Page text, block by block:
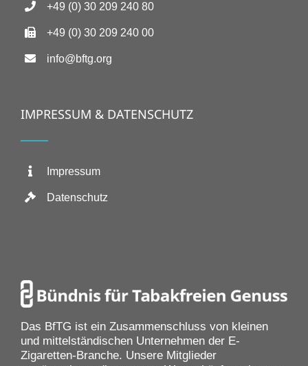
+49 (0) 30 209 240 80
+49 (0) 30 209 240 00
info@bftg.org
IMPRESSUM & DATENSCHUTZ
Impressum
Datenschutz
Das BfTG ist ein Zusammenschluss von kleinen
und mittelständischen Unternehmen der E-
Zigaretten-Branche. Unsere Mitglieder